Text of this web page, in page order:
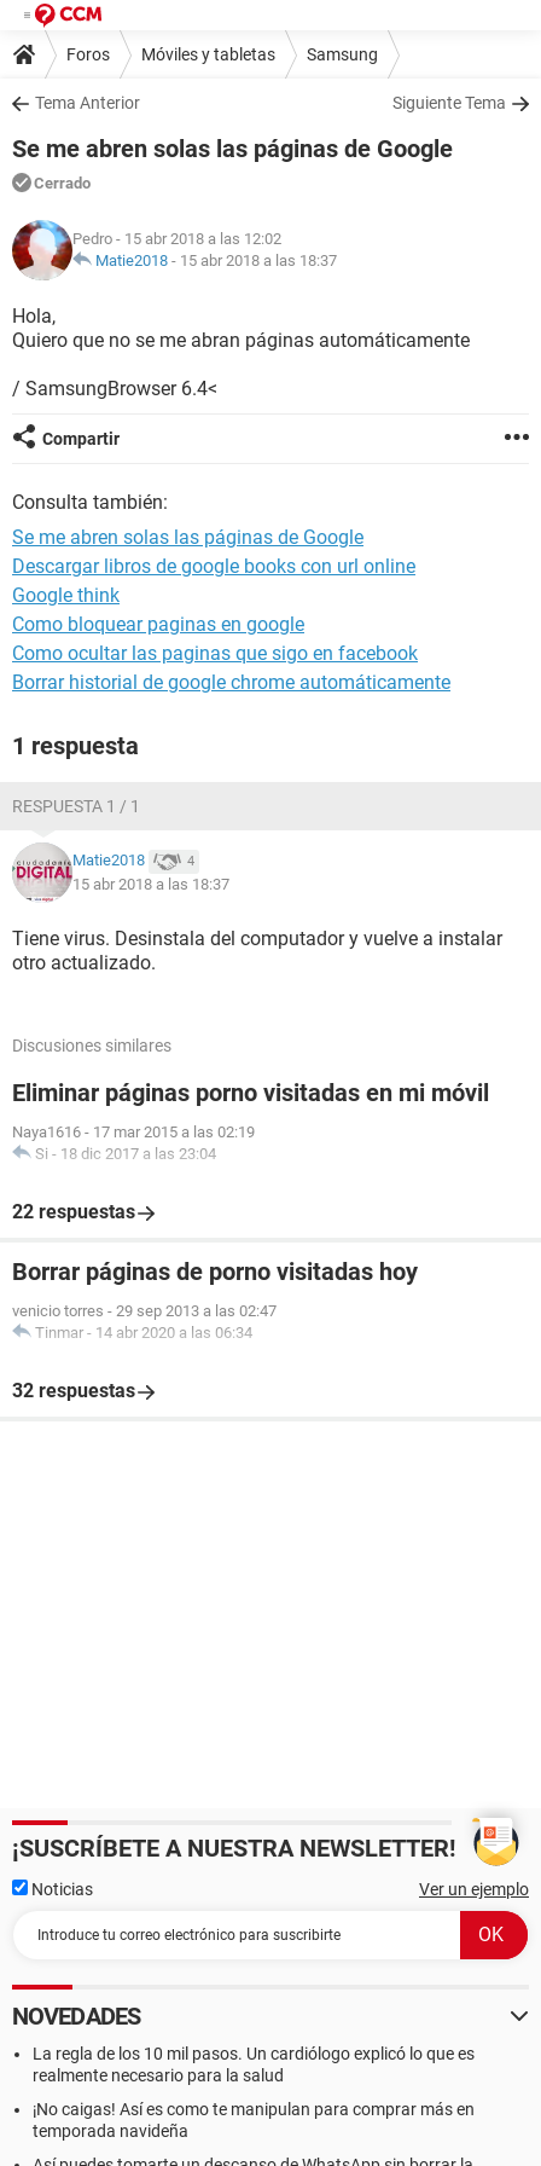
Foros Móviles y tabletas Samsung
Tema Anterior Siguiente Tema
Se me abren solas las páginas de Google
Cerrado
Pedro - 15 abr 2018 a las 12:02
Matie2018 - 15 abr 2018 a las 18:37
Hola,
Quiero que no se me abran páginas automáticamente
/ SamsungBrowser 6.4<
Compartir
Consulta también:
Se me abren solas las páginas de Google
Descargar libros de google books con url online
Google think
Como bloquear paginas en google
Como ocultar las paginas que sigo en facebook
Borrar historial de google chrome automáticamente
1 respuesta
RESPUESTA 1 / 1
Matie2018 4
15 abr 2018 a las 18:37
Tiene virus. Desinstala del computador y vuelve a instalar
otro actualizado.
Discusiones similares
Eliminar páginas porno visitadas en mi móvil
Naya1616 - 17 mar 2015 a las 02:19
Si - 18 dic 2017 a las 23:04
22 respuestas
Borrar páginas de porno visitadas hoy
venicio torres - 29 sep 2013 a las 02:47
Tinmar - 14 abr 2020 a las 06:34
32 respuestas
¡SUSCRÍBETE A NUESTRA NEWSLETTER!
Noticias Ver un ejemplo
NOVEDADES
La regla de los 10 mil pasos. Un cardiólogo explicó lo que es
realmente necesario para la salud
¡No caigas! Así es como te manipulan para comprar más en
temporada navideña